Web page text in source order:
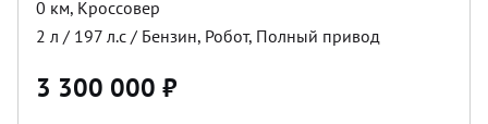
0 км, Кроссовер
2 л / 197 л.с / Бензин, Робот, Полный привод
3 300 000 ₽